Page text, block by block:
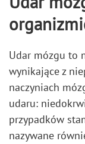
Udar mózgu to
wynikające z
naczyniach
udaru:
przypadków
nazywane